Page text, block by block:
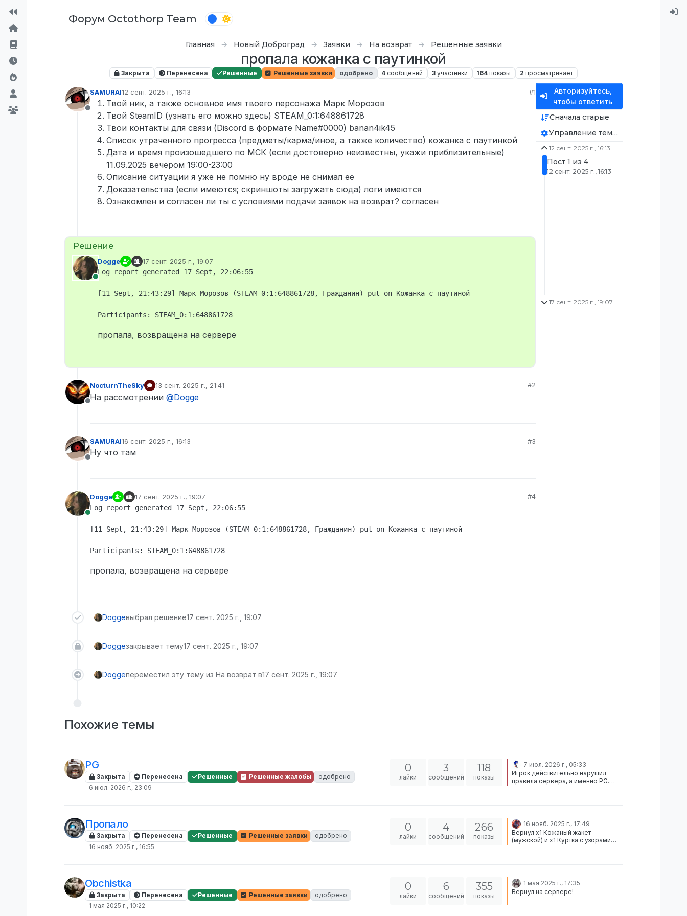
Форум Octothorp Team
Главная Новый Доброград Заявки На возврат Решенные заявки
пропала кожанка с паутинкой
Закрыта Перенесена Решенные Решенные заявки одобрено 4 сообщений 3 участники 164 показы 2 просматривает
Не в сети
SAMURAI12 сент. 2025 г., 16:13
отредактировано
#1
Твой ник, а также основное имя твоего персонажа Марк Морозов
Твой SteamID (узнать его можно здесь) STEAM_0:1:648861728
Твои контакты для связи (Discord в формате Name#0000) banan4ik45
Список утраченного прогресса (предметы/карма/иное, а также количество) кожанка с паутинкой
Дата и время произошедшего по МСК (если достоверно неизвестны, укажи приблизительные)
11.09.2025 вечером 19:00-23:00
Описание ситуации я уже не помню ну вроде не снимал ее
Доказательства (если имеются; скриншоты загружать сюда) логи имеются
Ознакомлен и согласен ли ты с условиями подачи заявок на возврат? согласен
В сети
Dogge 17 сент. 2025 г., 19:07
отредактировано
Log report generated 17 Sept, 22:06:55
[11 Sept, 21:43:29] Марк Морозов (STEAM_0:1:648861728, Гражданин) put on Кожанка с паутиной
пропала, возвращена на сервере
Не в сети
NocturnTheSky 13 сент. 2025 г., 21:41
отредактировано
#2
На рассмотрении @Dogge
Не в сети
SAMURAI16 сент. 2025 г., 16:13
отредактировано
#3
Ну что там
В сети
Dogge 17 сент. 2025 г., 19:07
отредактировано
#4
Log report generated 17 Sept, 22:06:55
[11 Sept, 21:43:29] Марк Морозов (STEAM_0:1:648861728, Гражданин) put on Кожанка с паутиной
пропала, возвращена на сервере
Doggeвыбрал решение17 сент. 2025 г., 19:07
Doggeзакрывает тему17 сент. 2025 г., 19:07
Doggeпереместил эту тему из На возврат в17 сент. 2025 г., 19:07
Авторизуйтесь,
чтобы ответить
Сначала старые
Управление темой
12 сент. 2025 г., 16:13
Пост 1 из 4
12 сент. 2025 г., 16:13
17 сент. 2025 г., 19:07
Похожие темы
PG
Закрыта Перенесена Решенные Решенные жалобы
одобрено
6 июл. 2026 г., 23:09
0
лайки
3
сообщений
118
показы
7 июл. 2026 г., 05:33
Игрок действительно нарушил
правила сервера, а именно PG.
Пропало
Закрыта Перенесена Решенные Решенные заявки
одобрено
16 нояб. 2025 г., 16:55
0
лайки
4
сообщений
266
показы
16 нояб. 2025 г., 17:49
Вернул x1 Кожаный жакет
(мужской) и x1 Куртка с узорами
Obchistka
Закрыта Перенесена Решенные Решенные заявки
одобрено
1 мая 2025 г., 10:22
0
лайки
6
сообщений
355
показы
1 мая 2025 г., 17:35
Вернул на сервере!